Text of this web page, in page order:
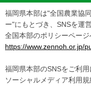
福岡県本部は"全国農業協
ー"にもとづき、SNSを運
全国本部のポリシーページ
https://www.zennoh.or.jp/
福岡県本部のSNSをご利
ソーシャルメディア利用